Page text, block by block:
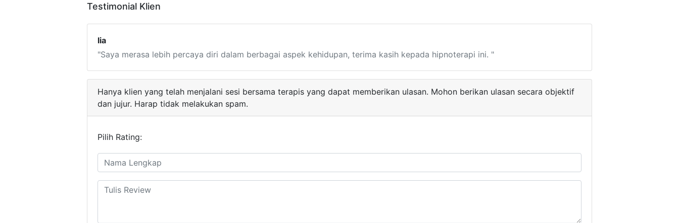
Testimonial Klien
lia
"Saya merasa lebih percaya diri dalam berbagai aspek kehidupan, terima kasih kepada hipnoterapi ini. "
Hanya klien yang telah menjalani sesi bersama terapis yang dapat memberikan ulasan. Mohon berikan ulasan secara objektif
dan jujur. Harap tidak melakukan spam.
Pilih Rating: